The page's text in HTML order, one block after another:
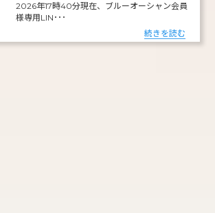
2026年17時40分現在、ブルーオーシャン会員
様専用LIN･･･
続きを読む